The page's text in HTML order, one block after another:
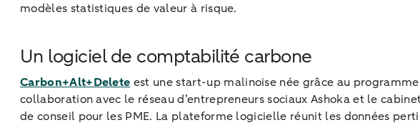
modèles statistiques de valeur à risque.
Un logiciel de comptabilité carbone
Carbon+Alt+Delete est une start-up malinoise née grâce au
collaboration avec le réseau d’entrepreneurs sociaux Ashoka et le
de conseil pour les PME. La plateforme logicielle réunit les données